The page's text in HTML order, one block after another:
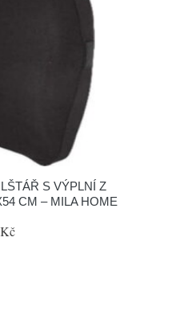
S VÝPLNÍ Z
CM – MILA HOME